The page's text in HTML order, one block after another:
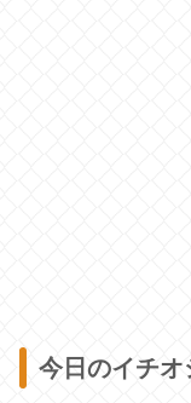
今日のイチ